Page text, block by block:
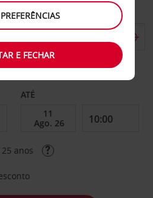
devolução diferente
ATÉ
anos
E FECHAR